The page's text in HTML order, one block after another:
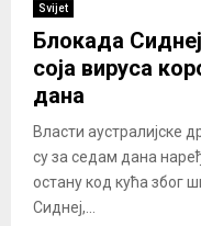
Svijet
Блокада
соја вируса
дана
Власти аустралијске
су за седам дана
остану код кућа због
Сиднеј,...